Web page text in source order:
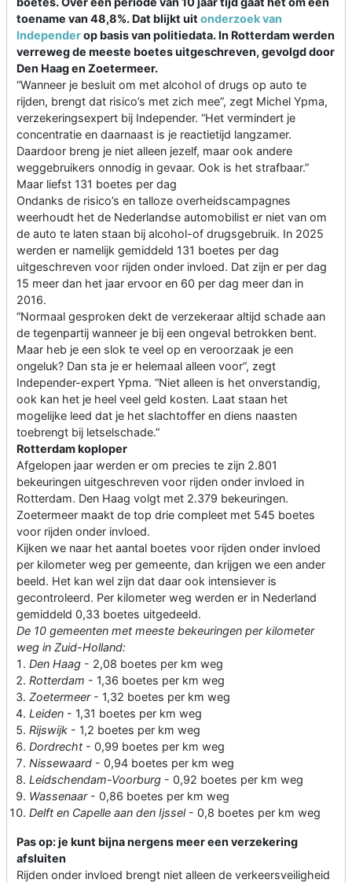
toename van 48,8%. Dat blijkt uit onderzoek van
Independerop basis van politiedata. In Rotterdam werden
verreweg de meeste boetes uitgeschreven, gevolgd door
Den Haag en Zoetermeer.
“Wanneer je besluit om met alcohol of drugs op auto te
rijden, brengt dat risico’s met zich mee”, zegt Michel Ypma,
verzekeringsexpert bij Independer. “Het vermindert je
concentratie en daarnaast is je reactietijd langzamer.
Daardoor breng je niet alleen jezelf, maar ook andere
weggebruikers onnodig in gevaar. Ook is het strafbaar.”
Maar liefst 131 boetes per dag
Ondanks de risico’s en talloze overheidscampagnes
weerhoudt het de Nederlandse automobilist er niet van om
de auto te laten staan bij alcohol-of drugsgebruik. In 2025
werden er namelijk gemiddeld 131 boetes per dag
uitgeschreven voor rijden onder invloed. Dat zijn er per dag
15 meer dan het jaar ervoor en 60 per dag meer dan in
2016.
“Normaal gesproken dekt de verzekeraar altijd schade aan
de tegenpartij wanneer je bij een ongeval betrokken bent.
Maar heb je een slok te veel op en veroorzaak je een
ongeluk? Dan sta je er helemaal alleen voor”, zegt
Independer-expert Ypma. “Niet alleen is het onverstandig,
ook kan het je heel veel geld kosten. Laat staan het
mogelijke leed dat je het slachtoffer en diens naasten
toebrengt bij letselschade.”
Rotterdam koploper
Afgelopen jaar werden er om precies te zijn 2.801
bekeuringen uitgeschreven voor rijden onder invloed in
Rotterdam. Den Haag volgt met 2.379 bekeuringen.
Zoetermeer maakt de top drie compleet met 545 boetes
voor rijden onder invloed.
Kijken we naar het aantal boetes voor rijden onder invloed
per kilometer weg per gemeente, dan krijgen we een ander
beeld. Het kan wel zijn dat daar ook intensiever is
gecontroleerd. Per kilometer weg werden er in Nederland
gemiddeld 0,33 boetes uitgedeeld.
De 10 gemeenten met meeste bekeuringen per kilometer
weg in Zuid-Holland:
Den Haag - 2,08 boetes per km weg
Rotterdam - 1,36 boetes per km weg
Zoetermeer - 1,32 boetes per km weg
Leiden - 1,31 boetes per km weg
Rijswijk - 1,2 boetes per km weg
Dordrecht - 0,99 boetes per km weg
Nissewaard - 0,94 boetes per km weg
Leidschendam-Voorburg - 0,92 boetes per km weg
Wassenaar - 0,86 boetes per km weg
Delft en Capelle aan den Ijssel - 0,8 boetes per km weg
Pas op: je kunt bijna nergens meer een verzekering
afsluiten
Rijden onder invloed brengt niet alleen de verkeersveiligheid